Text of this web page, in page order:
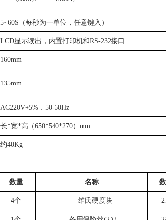
5~60S （每秒为一单位，任意键入）
LCD显示读出，内置打印机和RS-232接口
160mm
135mm
AC220V+5% ， 50-60Hz
长*宽*高（650*540*270） mm
约40Kg
数量 名称
4个 维氏硬度块 2